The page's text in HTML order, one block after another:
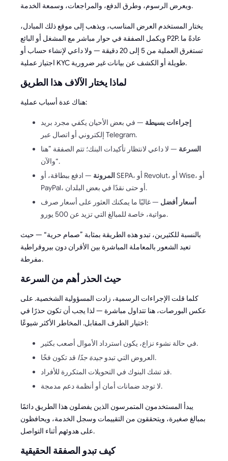
ويعرض الرسوم، وطرق الدفع، والمراجعات، وسمعة الخدمة.
يختار المستخدم العرض المناسب، ويذهب إلى موقع ذلك المبادل،
ويكمل الصفقة في حوار مباشر مع المشغل أو البائع P2P. عادةً ما
تستغرق العملية من 5 إلى 20 دقيقة — ولا داعي لإنشاء حساب أو
اجتياز عملية KYC طويلة أو الكشف عن بيانات غير ضرورية.
لماذا يختار الآلاف هذا الطريق
هناك عدة أسباب عملية:
إجراءات بسيطة — في بعض الأحيان يكفي مجرد بريد
إلكتروني أو اتصال عبر Telegram.
السرعة — لا داعي لانتظار تأكيدات البنك؛ تتم الصفقة ”هنا
والآن“.
المرونة — ادفع ببطاقة، أو SEPA، أو Revolut، أو Wise، أو
PayPal، أو حتى نقدًا في بعض البلدان.
أسعار أفضل — غالبًا ما يمكنك العثور على أسعار صرف
مواتية، خاصة للمبالغ التي تزيد عن 500 يورو.
بالنسبة للكثيرين، تبدو هذه الطريقة بمثابة ”صمام حرية“ — حيث
تعيد الشعور بالمعاملة المباشرة بين الأقران دون بيروقراطية
مفرطة.
حيث الحذر أهم من السرعة
كلما قلت الإجراءات الرسمية، زادت المسؤولية الشخصية. على
عكس البورصات، هنا تتداول مباشرة — لذا يجب أن تكون حذرًا في
اختيار الطرف المقابل. المخاطر الأكثر شيوعًا:
في حالة نشوء نزاع، يكون استرداد الأموال أصعب بكثير.
العروض التي تبدو جيدة جدًا
قد تكون فخًا.
قد تشك البنوك في التحويلات المتكررة للأفراد.
لا توجد ضمانات أمان أو أنظمة دعم مدمجة.
يبدأ المستخدمون المتمرسون الذين يفضلون هذا الطريق دائمًا
بمبالغ صغيرة، ويتحققون من التقييمات وسجل الخدمة، ويحافظون
على هدوئهم أثناء التواصل.
كيف تبدو الصفقة الحقيقية